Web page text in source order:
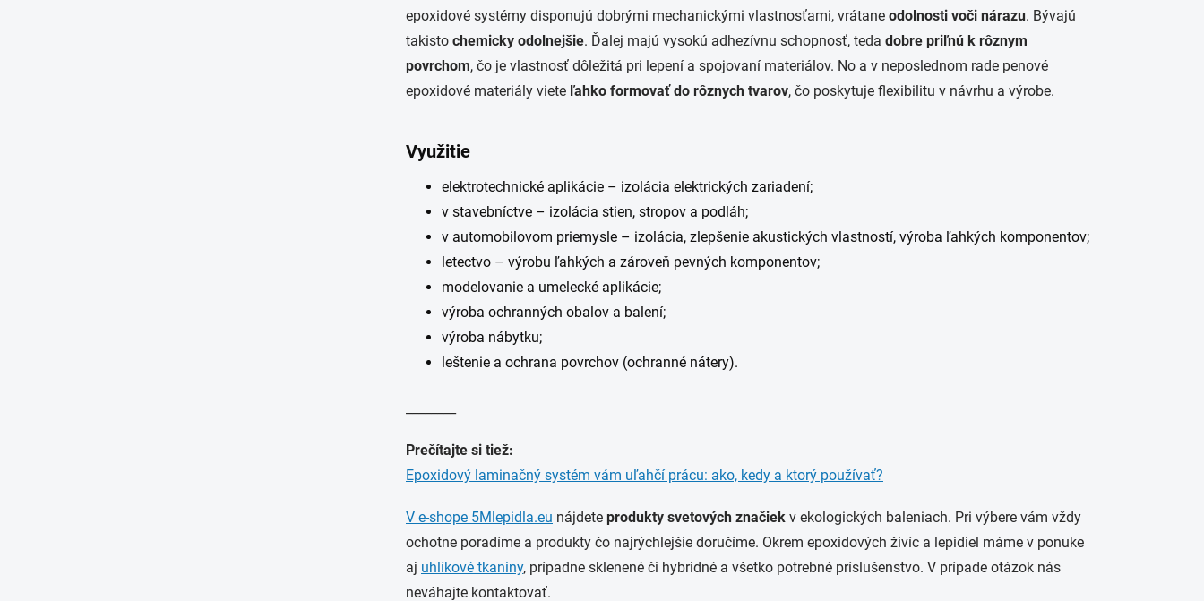
epoxidové systémy disponujú dobrými mechanickými vlastnosťami, vrátane odolnosti voči nárazu. Bývajú
takisto chemicky odolnejšie. Ďalej majú vysokú adhezívnu schopnosť, teda dobre priľnú k rôznym
povrchom, čo je vlastnosť dôležitá pri lepení a spojovaní materiálov. No a v neposlednom rade penové
epoxidové materiály viete ľahko formovať do rôznych tvarov, čo poskytuje flexibilitu v návrhu a výrobe.
Využitie
elektrotechnické aplikácie – izolácia elektrických zariadení;
v stavebníctve – izolácia stien, stropov a podláh;
v automobilovom priemysle – izolácia, zlepšenie akustických vlastností, výroba ľahkých komponentov;
letectvo – výrobu ľahkých a zároveň pevných komponentov;
modelovanie a umelecké aplikácie;
výroba ochranných obalov a balení;
výroba nábytku;
leštenie a ochrana povrchov (ochranné nátery).
Prečítajte si tiež:
Epoxidový laminačný systém vám uľahčí prácu: ako, kedy a ktorý používať?
V e-shope 5Mlepidla.eu nájdete produkty svetových značiek v ekologických baleniach. Pri výbere vám vždy
ochotne poradíme a produkty čo najrýchlejšie doručíme. Okrem epoxidových živíc a lepidiel máme v ponuke
aj uhlíkové tkaniny, prípadne sklenené či hybridné a všetko potrebné príslušenstvo. V prípade otázok nás
neváhajte kontaktovať.